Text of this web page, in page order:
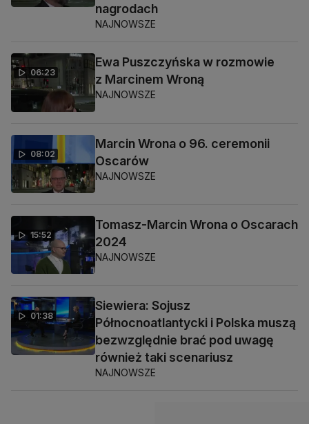
nagrodach
NAJNOWSZE
06:23
Ewa Puszczyńska w rozmowie
z Marcinem Wroną
NAJNOWSZE
08:02
Marcin Wrona o 96. ceremonii
Oscarów
NAJNOWSZE
15:52
Tomasz-Marcin Wrona o Oscarach
2024
NAJNOWSZE
01:38
Siewiera: Sojusz
Północnoatlantycki i Polska muszą
bezwzględnie brać pod uwagę
również taki scenariusz
NAJNOWSZE